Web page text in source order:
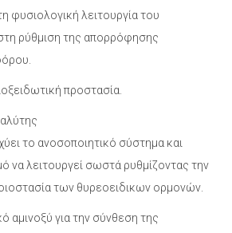
φυσιολογική λειτουργία του
ρύθμιση της απορρόφησης
προστασία.
το ανοσοποιητικό σύστημα και
να λειτουργεί σωστά ρυθμίζοντας την
των θυρεοειδικων ορμονών.
αμινοξύ για την σύνθεση της